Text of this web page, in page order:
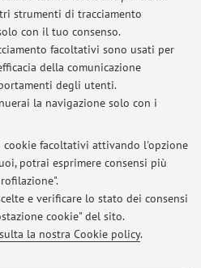
strumenti di tracciamento
con il tuo consenso.
facoltativi sono usati per
della comunicazione
degli utenti.
la navigazione solo con i
cookie facoltativi attivando l'opzione
potrai esprimere consensi più
e verificare lo stato dei consensi
cookie" del sito.
la nostra Cookie policy.
giorno e orario.
avvisi
2026: Appalto e